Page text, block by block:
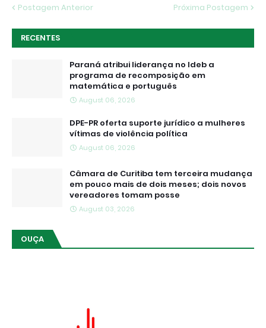
Postagem Anterior Próxima Postagem
RECENTES
Paraná atribui liderança no Ideb a
programa de recomposição em
matemática e português
August 06, 2026
DPE-PR oferta suporte jurídico a mulheres
vítimas de violência política
August 06, 2026
Câmara de Curitiba tem terceira mudança
em pouco mais de dois meses; dois novos
vereadores tomam posse
August 03, 2026
OUÇA